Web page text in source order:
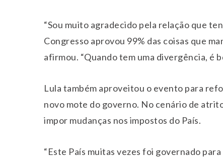
“Sou muito agradecido pela relação que
Congresso aprovou 99% das coisas que
afirmou. “Quando tem uma divergência, é
Lula também aproveitou o evento para
novo mote do governo. No cenário de
impor mudanças nos impostos do País.
“Este País muitas vezes foi governado